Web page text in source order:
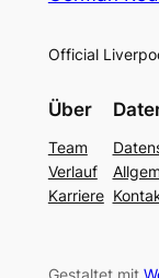
Official
Über
Team
Verlauf
Karriere
Gestaltet mit